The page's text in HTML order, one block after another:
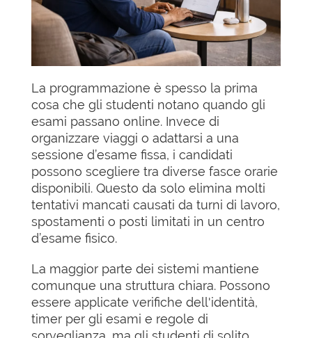
La programmazione è spesso la prima
cosa che gli studenti notano quando gli
esami passano online. Invece di
organizzare viaggi o adattarsi a una
sessione d’esame fissa, i candidati
possono scegliere tra diverse fasce orarie
disponibili. Questo da solo elimina molti
tentativi mancati causati da turni di lavoro,
spostamenti o posti limitati in un centro
d’esame fisico.
La maggior parte dei sistemi mantiene
comunque una struttura chiara. Possono
essere applicate verifiche dell'identità,
timer per gli esami e regole di